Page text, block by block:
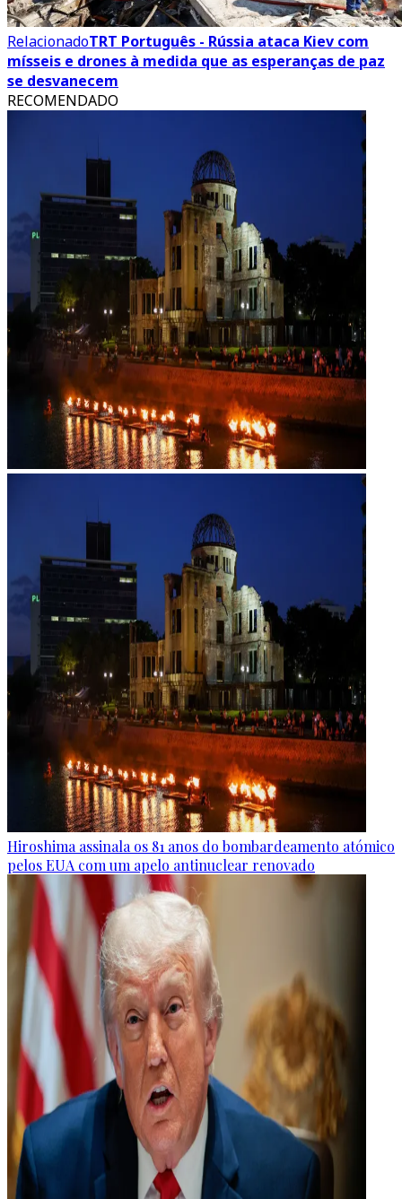
RelacionadoTRT Português - Rússia ataca Kiev com
mísseis e drones à medida que as esperanças de paz
se desvanecem
RECOMENDADO
Hiroshima assinala os 81 anos do bombardeamento atómico
pelos EUA com um apelo antinuclear renovado